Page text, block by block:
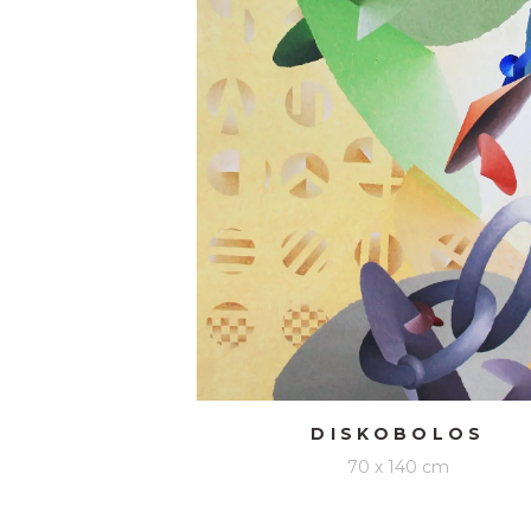
DISKOBOLOS
70 x 140 cm